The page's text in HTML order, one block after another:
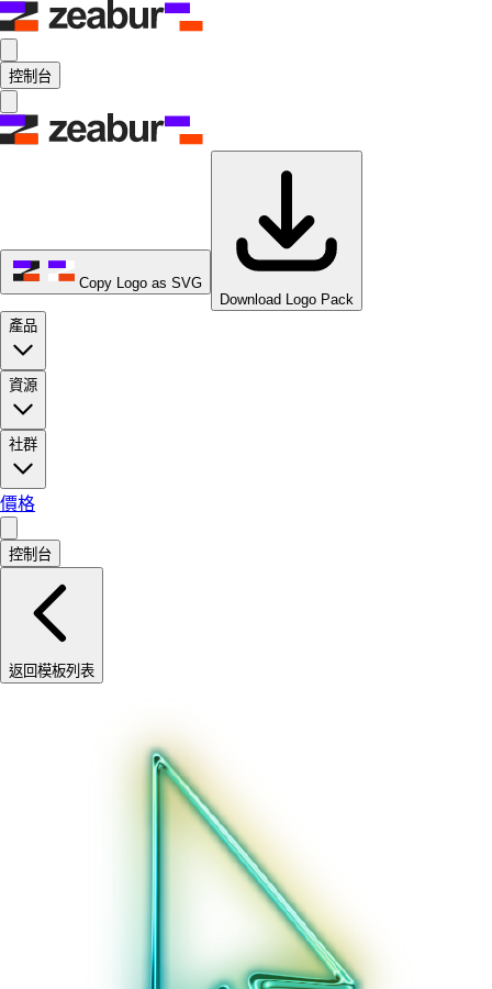
控制台
Copy Logo as SVG
Download Logo Pack
產品
資源
社群
價格
控制台
返回模板列表